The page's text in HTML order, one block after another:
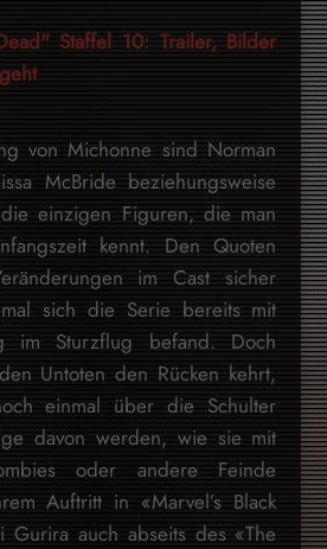
von Michonne sind Norman
McBride beziehungsweise
einzigen Figuren, die man
kennt. Den Quoten
im Cast sicher
sich die Serie bereits mit
im Sturzflug befand. Doch
Untoten den Rücken kehrt,
einmal über die Schulter
davon werden, wie sie mit
oder andere Feinde
Auftritt in «Marvel’s Black
Gurira auch abseits des «The